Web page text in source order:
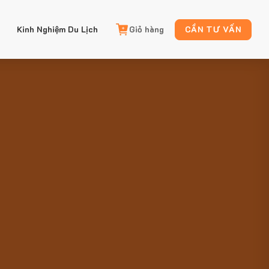
Kinh Nghiệm Du Lịch Giỏ hàng CẦN TƯ VẤN